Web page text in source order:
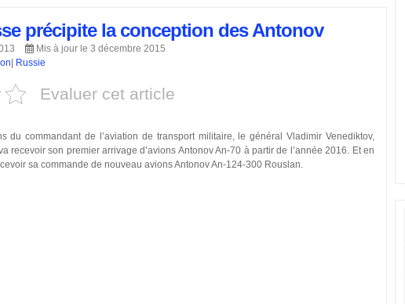
précipite la conception des Antonov
Mis à jour le 3 décembre 2015
Russie
Evaluer cet article
du commandant de l’aviation de transport militaire, le général Vladimir Venediktov,
recevoir son premier arrivage d’avions Antonov An-70 à partir de l’année 2016. Et en
sa commande de nouveau avions Antonov An-124-300 Rouslan.